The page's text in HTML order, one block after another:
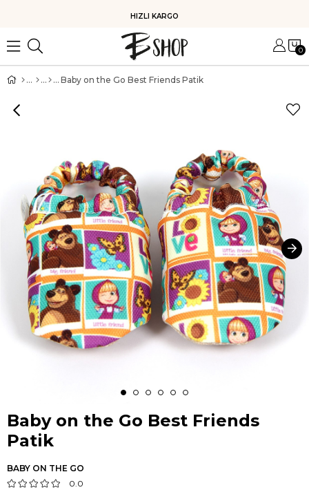
HIZLI KARGO
0
Baby on the Go Best Friends Patik
Baby on the Go Best Friends
Patik
BABY ON THE GO
0.0